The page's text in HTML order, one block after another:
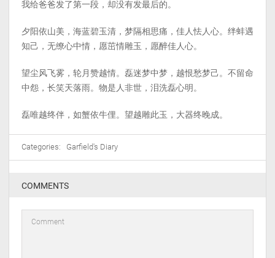
我给爸爸发了第一段，却没有发最后的。
夕阳依山美，海蓝碧玉清，梦隔相思痛，佳人怯人心。绊蚌遇
知己，无缭心中情，愿茁情雕玉，愿醉佳人心。
望尘风飞雾，轮月赞越情。磊迷梦中梦，越恨愁梦己。不留命
中怨，长笑天落雨。物是人非世，泪洗磊心明。
磊唯越终伴，如蟹依牛俚。望越雕此玉，大器终晚成。
Categories: Garfield's Diary
COMMENTS